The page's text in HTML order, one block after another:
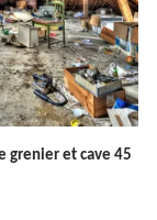
grenier et cave 45